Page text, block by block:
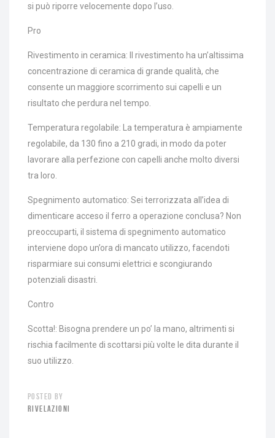
si può riporre velocemente dopo l’uso.
Pro
Rivestimento in ceramica: Il rivestimento ha un’altissima
concentrazione di ceramica di grande qualità, che
consente un maggiore scorrimento sui capelli e un
risultato che perdura nel tempo.
Temperatura regolabile: La temperatura è ampiamente
regolabile, da 130 fino a 210 gradi, in modo da poter
lavorare alla perfezione con capelli anche molto diversi
tra loro.
Spegnimento automatico: Sei terrorizzata all’idea di
dimenticare acceso il ferro a operazione conclusa? Non
preoccuparti, il sistema di spegnimento automatico
interviene dopo un’ora di mancato utilizzo, facendoti
risparmiare sui consumi elettrici e scongiurando
potenziali disastri.
Contro
Scotta!: Bisogna prendere un po’ la mano, altrimenti si
rischia facilmente di scottarsi più volte le dita durante il
suo utilizzo.
POSTED BY
RIVELAZIONI